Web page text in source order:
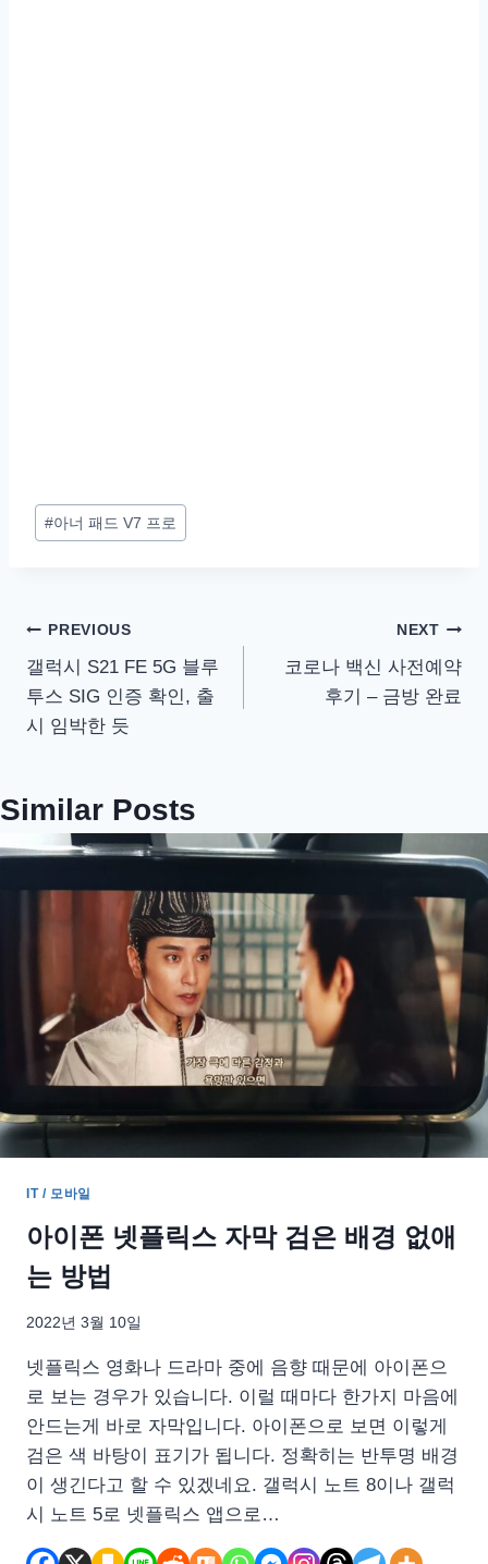
Post
Tags:
#아너 패드 V7 프로
글
탐
색
PREVIOUS
갤럭시 S21 FE 5G 블루
투스 SIG 인증 확인, 출
시 임박한 듯
NEXT
코로나 백신 사전예약
후기 – 금방 완료
Similar Posts
IT / 모바일
아이폰 넷플릭스 자막 검은 배경 없애
는 방법
2022년 3월 10일
넷플릭스 영화나 드라마 중에 음향 때문에 아이폰으
로 보는 경우가 있습니다. 이럴 때마다 한가지 마음에
안드는게 바로 자막입니다. 아이폰으로 보면 이렇게
검은 색 바탕이 표기가 됩니다. 정확히는 반투명 배경
이 생긴다고 할 수 있겠네요. 갤럭시 노트 8이나 갤럭
시 노트 5로 넷플릭스 앱으로…